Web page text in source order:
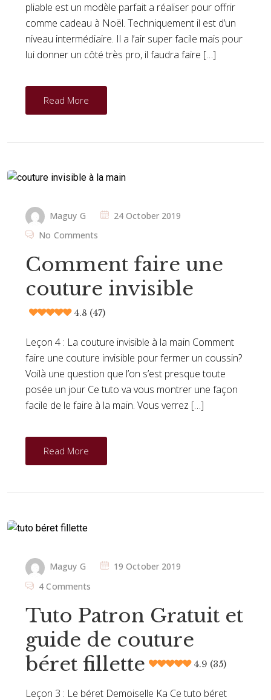
pliable est un modèle parfait a réaliser pour offrir
comme cadeau à Noël. Techniquement il est d’un
niveau intermédiaire. Il a l’air super facile mais pour
lui donner un côté très pro, il faudra faire […]
Read More
Maguy G
24 October 2019
No Comments
Comment faire une
couture invisible
4.8 (47)
Leçon 4 : La couture invisible à la main Comment
faire une couture invisible pour fermer un coussin?
Voilà une question que l’on s’est presque toute
posée un jour Ce tuto va vous montrer une façon
facile de le faire à la main. Vous verrez […]
Read More
Maguy G
19 October 2019
4 Comments
Tuto Patron Gratuit et
guide de couture
béret fillette
4.9 (35)
Leçon 3 : Le béret Demoiselle Ka Ce tuto béret